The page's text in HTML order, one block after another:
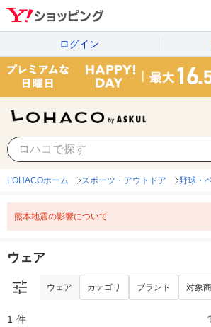
ログイン
LOHACOホーム スポーツ・アウトドア 野球・
熊本地震の影響について
ウェア
ウェア カテゴリ ブランド 対象
1 件